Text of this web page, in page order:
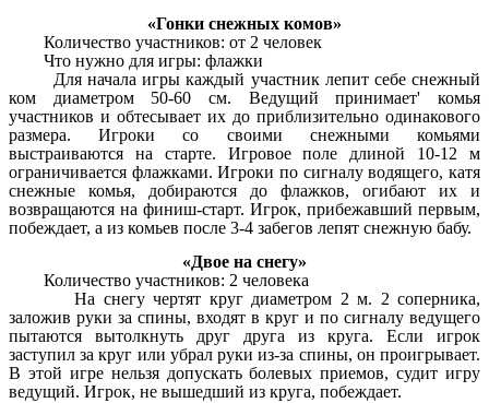
«Гонки снежных комов»
Количество участников: от 2 человек
Что нужно для игры: флажки
Для начала игры каждый участник лепит себе снежный
ком диаметром 50-60 см. Ведущий принимает' комья
участников и обтесывает их до приблизительно одинакового
размера. Игроки со своими снежными комьями
выстраиваются на старте. Игровое поле длиной 10-12 м
ограничивается флажками. Игроки по сигналу водящего, катя
снежные комья, добираются до флажков, огибают их и
возвращаются на финиш-старт. Игрок, прибежавший первым,
побеждает, а из комьев после 3-4 забегов лепят снежную бабу.
«Двое на снегу»
Количество участников: 2 человека
На снегу чертят круг диаметром 2 м. 2 соперника,
заложив руки за спины, входят в круг и по сигналу ведущего
пытаются вытолкнуть друг друга из круга. Если игрок
заступил за круг или убрал руки из-за спины, он проигрывает.
В этой игре нельзя допускать болевых приемов, судит игру
ведущий. Игрок, не вышедший из круга, побеждает.